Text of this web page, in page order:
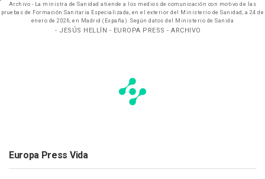
Archivo - La ministra de Sanidad atiende a los medios de comunicación con motivo de las
pruebas de Formación Sanitaria Especializada, en el exterior del Ministerio de Sanidad, a 24 de
enero de 2026, en Madrid (España). Según datos del Ministerio de Sanida
- JESÚS HELLÍN - EUROPA PRESS - ARCHIVO
Europa Press Vida